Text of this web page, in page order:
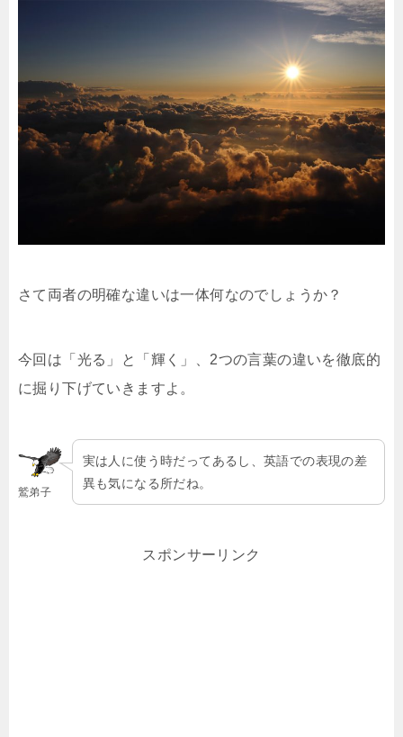
さて両者の明確な違いは一体何なのでしょうか？
今回は「光る」と「輝く」、2つの言葉の違いを徹底的
に掘り下げていきますよ。
鷲弟子
実は人に使う時だってあるし、英語での表現の差
異も気になる所だね。
スポンサーリンク